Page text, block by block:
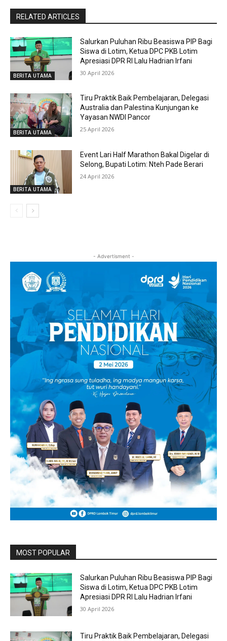
RELATED ARTICLES
BERITA UTAMA
Salurkan Puluhan Ribu Beasiswa PIP Bagi
Siswa di Lotim, Ketua DPC PKB Lotim
Apresiasi DPR RI Lalu Hadrian Irfani
30 April 2026
BERITA UTAMA
Tiru Praktik Baik Pembelajaran, Delegasi
Australia dan Palestina Kunjungan ke
Yayasan NWDI Pancor
25 April 2026
BERITA UTAMA
Event Lari Half Marathon Bakal Digelar di
Selong, Bupati Lotim: Nteh Pade Berari
24 April 2026
- Advertisment -
MOST POPULAR
Salurkan Puluhan Ribu Beasiswa PIP Bagi
Siswa di Lotim, Ketua DPC PKB Lotim
Apresiasi DPR RI Lalu Hadrian Irfani
30 April 2026
Tiru Praktik Baik Pembelajaran, Delegasi